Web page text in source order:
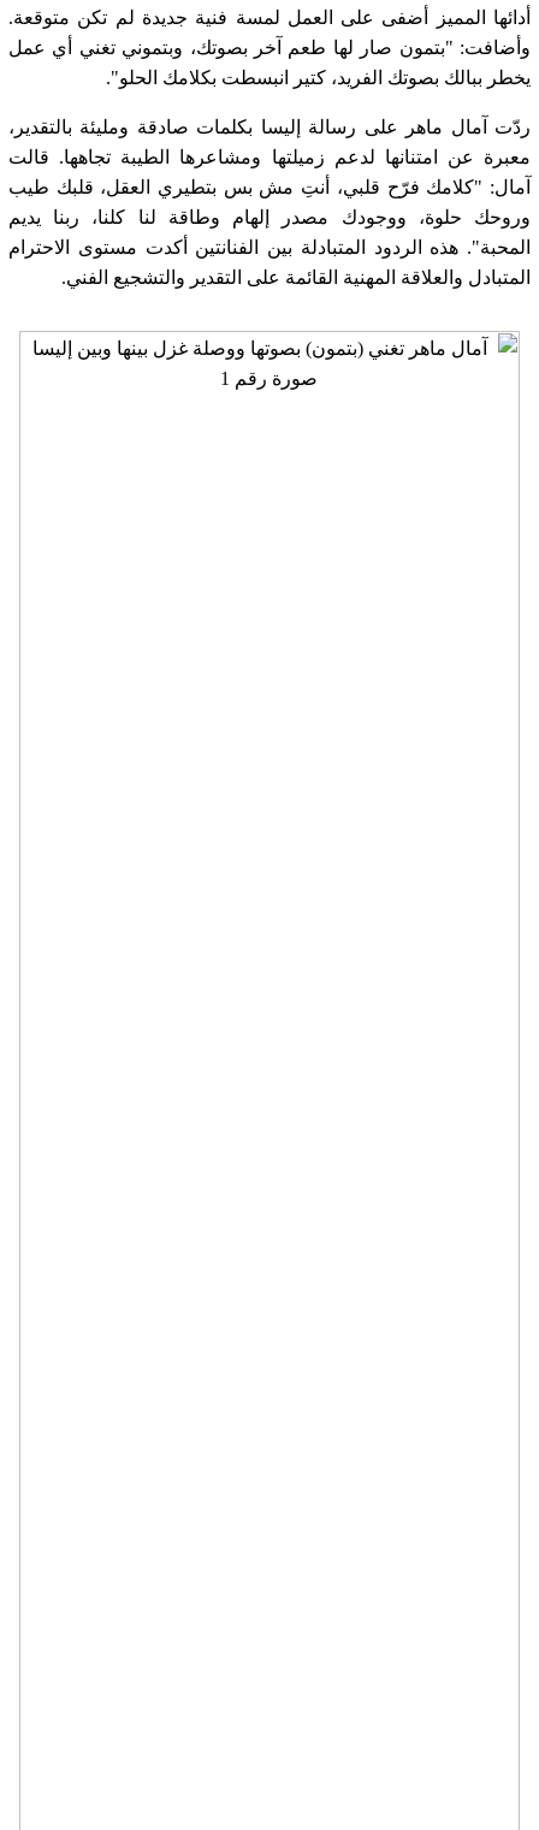
أدائها المميز أضفى على العمل لمسة فنية جديدة لم تكن متوقعة.
وأضافت: "بتمون صار لها طعم آخر بصوتك، وبتموني تغني أي عمل
يخطر ببالك بصوتك الفريد، كتير انبسطت بكلامك الحلو".
ردّت آمال ماهر على رسالة إليسا بكلمات صادقة ومليئة بالتقدير،
معبرة عن امتنانها لدعم زميلتها ومشاعرها الطيبة تجاهها. قالت
آمال: "كلامك فرّح قلبي، أنتِ مش بس بتطيري العقل، قلبك طيب
وروحك حلوة، ووجودك مصدر إلهام وطاقة لنا كلنا، ربنا يديم
المحبة". هذه الردود المتبادلة بين الفنانتين أكدت مستوى الاحترام
المتبادل والعلاقة المهنية القائمة على التقدير والتشجيع الفني.